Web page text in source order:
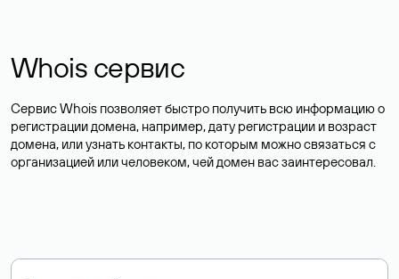
Whois сервис
Сервис Whois позволяет быстро получить всю информацию о
регистрации домена, например, дату регистрации и возраст
домена, или узнать контакты, по которым можно связаться с
организацией или человеком, чей домен вас заинтересовал.